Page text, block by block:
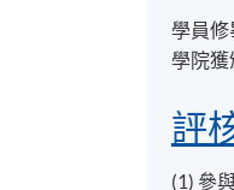
實
筲
學員修
學院獲
評
(1) 參